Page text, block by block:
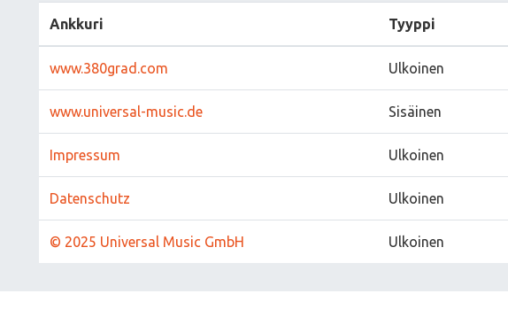
Ankkuri Tyyppi
www.380grad.com Ulkoinen
www.universal-music.de Sisäinen
Impressum Ulkoinen
Datenschutz Ulkoinen
© 2025 Universal Music GmbH Ulkoinen